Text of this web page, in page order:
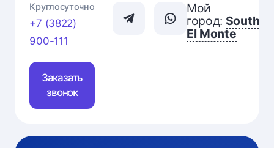
Круглосуточно
+7 (3822)
900-111
Заказать
звонок
Мой
город: South
El Monte